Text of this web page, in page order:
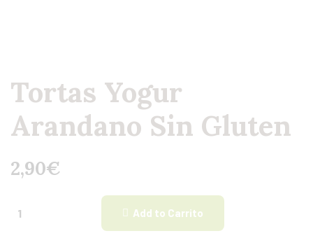
Tortas Yogur
Arandano Sin Gluten
2,90€
Add to Carrito